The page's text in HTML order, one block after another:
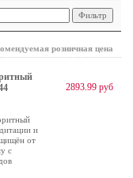
розничная цена
и
от
с
2893.99 руб